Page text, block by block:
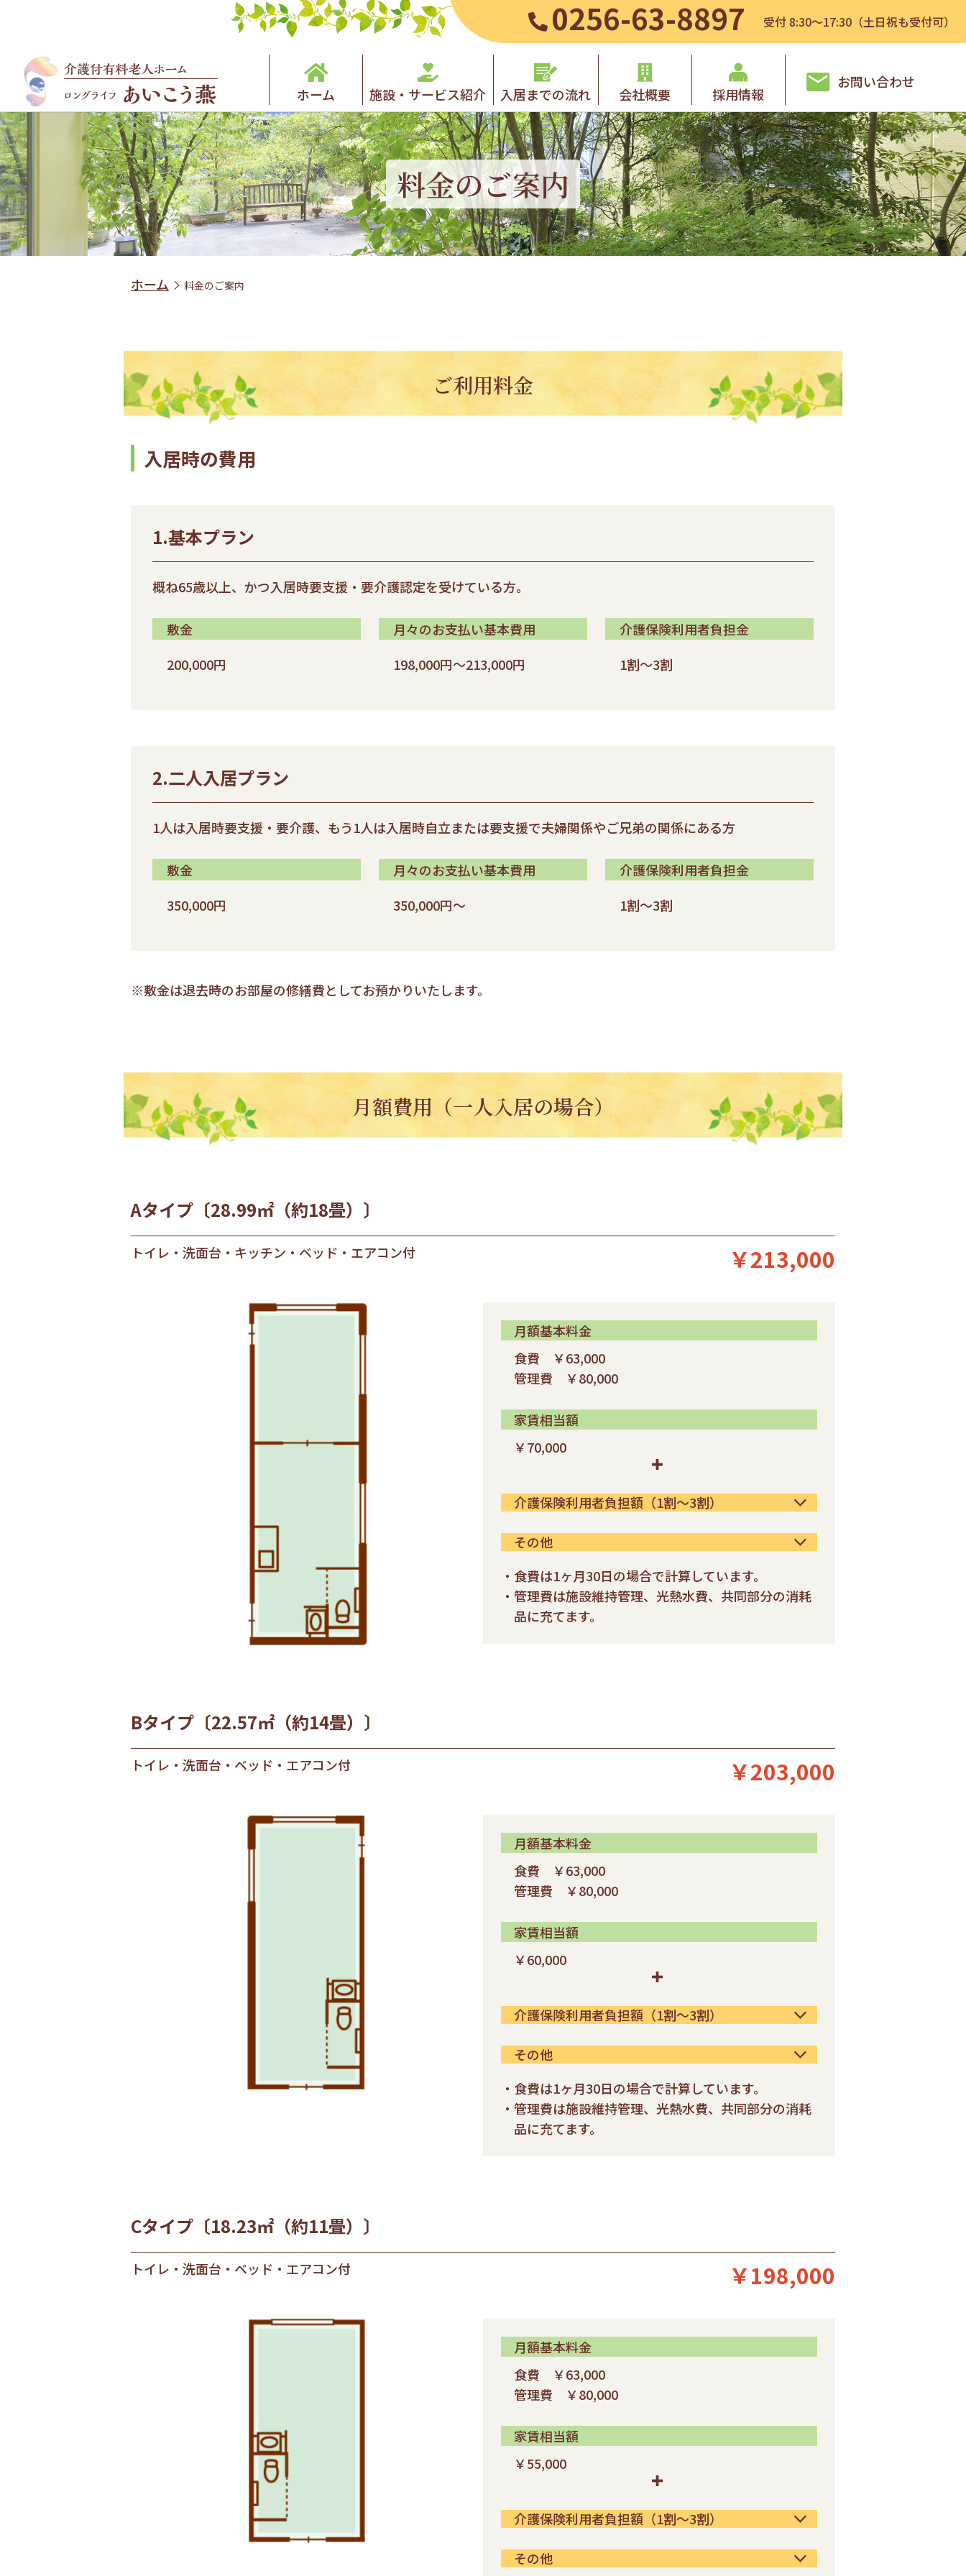
0256-63-8897 受付 8:30～17:30（土日祝も受付可）
ホーム 施設・サービス紹介 入居までの流れ 会社概要 採用情報
お問い合わせ
料金のご案内
ホーム 料金のご案内
ご利用料金
入居時の費用
1.基本プラン
概ね65歳以上、かつ入居時要支援・要介護認定を受けている方。
敷金
200,000円
月々のお支払い基本費用
198,000円～213,000円
介護保険利用者負担金
1割～3割
2.二人入居プラン
1人は入居時要支援・要介護、もう1人は入居時自立または要支援で夫婦関係やご兄弟の関係にある方
敷金
350,000円
月々のお支払い基本費用
350,000円～
介護保険利用者負担金
1割～3割
※敷金は退去時のお部屋の修繕費としてお預かりいたします。
月額費用（一人入居の場合）
Aタイプ〔28.99㎡（約18畳）〕
トイレ・洗面台・キッチン・ベッド・エアコン付 ￥213,000
月額基本料金
食費 ￥63,000
管理費 ￥80,000
家賃相当額
￥70,000
介護保険利用者負担額（1割～3割）
その他
・食費は1ヶ月30日の場合で計算しています。
・管理費は施設維持管理、光熱水費、共同部分の消耗
品に充てます。
Bタイプ〔22.57㎡（約14畳）〕
トイレ・洗面台・ベッド・エアコン付 ￥203,000
月額基本料金
食費 ￥63,000
管理費 ￥80,000
家賃相当額
￥60,000
介護保険利用者負担額（1割～3割）
その他
・食費は1ヶ月30日の場合で計算しています。
・管理費は施設維持管理、光熱水費、共同部分の消耗
品に充てます。
Cタイプ〔18.23㎡（約11畳）〕
トイレ・洗面台・ベッド・エアコン付 ￥198,000
月額基本料金
食費 ￥63,000
管理費 ￥80,000
家賃相当額
￥55,000
介護保険利用者負担額（1割～3割）
その他